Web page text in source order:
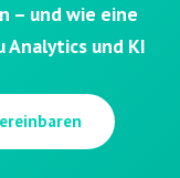
– und wie eine
und KI